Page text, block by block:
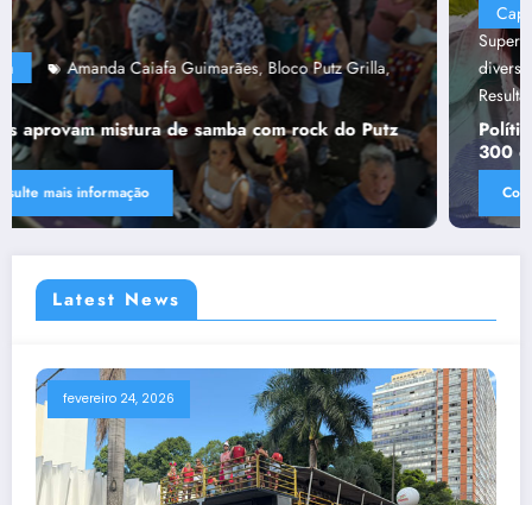
Capa
“Tendências para Docência no Ensino
Superior”,Ânima Educaçã,Ânima Plurais , capa,Política de
diversidade da Una e do UniBH,Rede Comunicação de
Resultado
Tânia Chaves
Política de diversidade da Una e do UniBH envolve
300 docentes e coladores negros
Consulte mais informação
Latest News
fevereiro 24, 2026